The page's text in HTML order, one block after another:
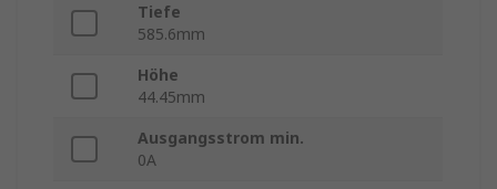
Tiefe
585.6mm
Höhe
44.45mm
Ausgangsstrom min.
0A